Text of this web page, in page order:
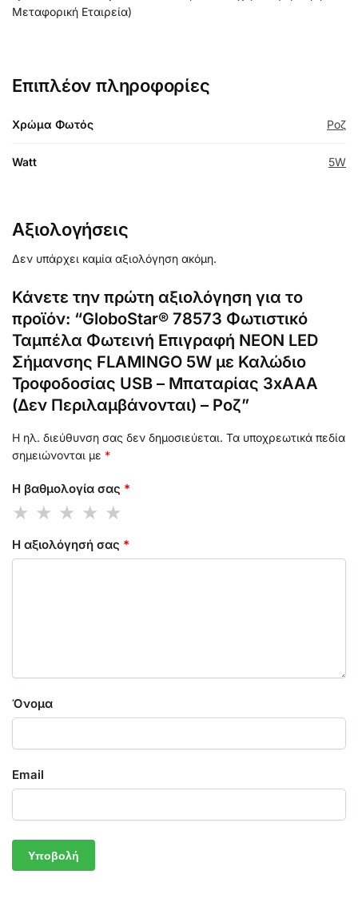
Μεταφορική Εταιρεία)
Επιπλέον πληροφορίες
Χρώμα Φωτός Ροζ
Watt 5W
Αξιολογήσεις
Δεν υπάρχει καμία αξιολόγηση ακόμη.
Κάνετε την πρώτη αξιολόγηση για το
προϊόν: “GloboStar® 78573 Φωτιστικό
Ταμπέλα Φωτεινή Επιγραφή NEON LED
Σήμανσης FLAMINGO 5W με Καλώδιο
Τροφοδοσίας USB – Μπαταρίας 3xAAA
(Δεν Περιλαμβάνονται) – Ροζ”
Η ηλ. διεύθυνση σας δεν δημοσιεύεται. Τα υποχρεωτικά πεδία
σημειώνονται με *
Η βαθμολογία σας *
Η αξιολόγησή σας *
Όνομα
Email